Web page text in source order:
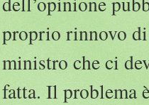
proprio rinnovo
ministro che ci
fatta. Il problema